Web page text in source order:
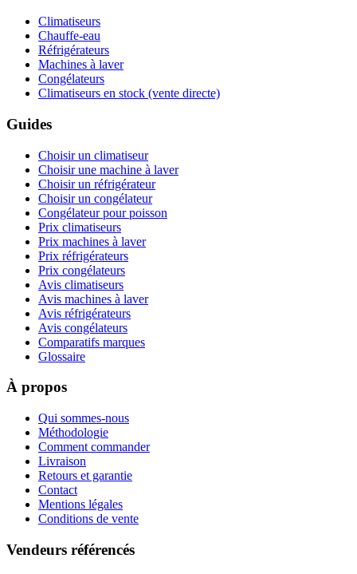
Climatiseurs
Chauffe-eau
Réfrigérateurs
Machines à laver
Congélateurs
Climatiseurs en stock (vente directe)
Guides
Choisir un climatiseur
Choisir une machine à laver
Choisir un réfrigérateur
Choisir un congélateur
Congélateur pour poisson
Prix climatiseurs
Prix machines à laver
Prix réfrigérateurs
Prix congélateurs
Avis climatiseurs
Avis machines à laver
Avis réfrigérateurs
Avis congélateurs
Comparatifs marques
Glossaire
À propos
Qui sommes-nous
Méthodologie
Comment commander
Livraison
Retours et garantie
Contact
Mentions légales
Conditions de vente
Vendeurs référencés